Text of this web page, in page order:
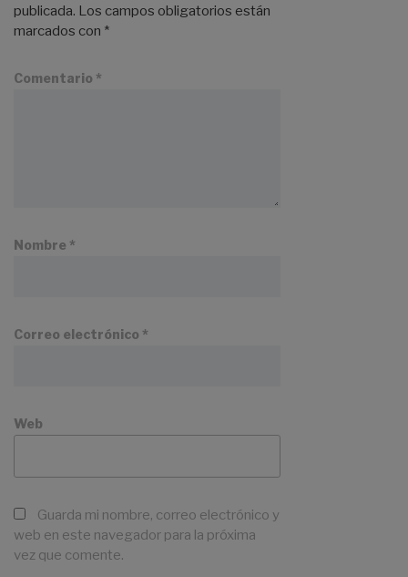
publicada. Los campos obligatorios están
marcados con *
Comentario *
Nombre *
Correo electrónico *
Web
Guarda mi nombre, correo electrónico y
web en este navegador para la próxima
vez que comente.